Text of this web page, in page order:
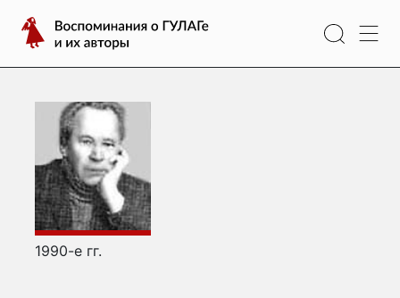
содержимому
Воспоминания
о
ГУЛАГе
авторы
1990-е гг.